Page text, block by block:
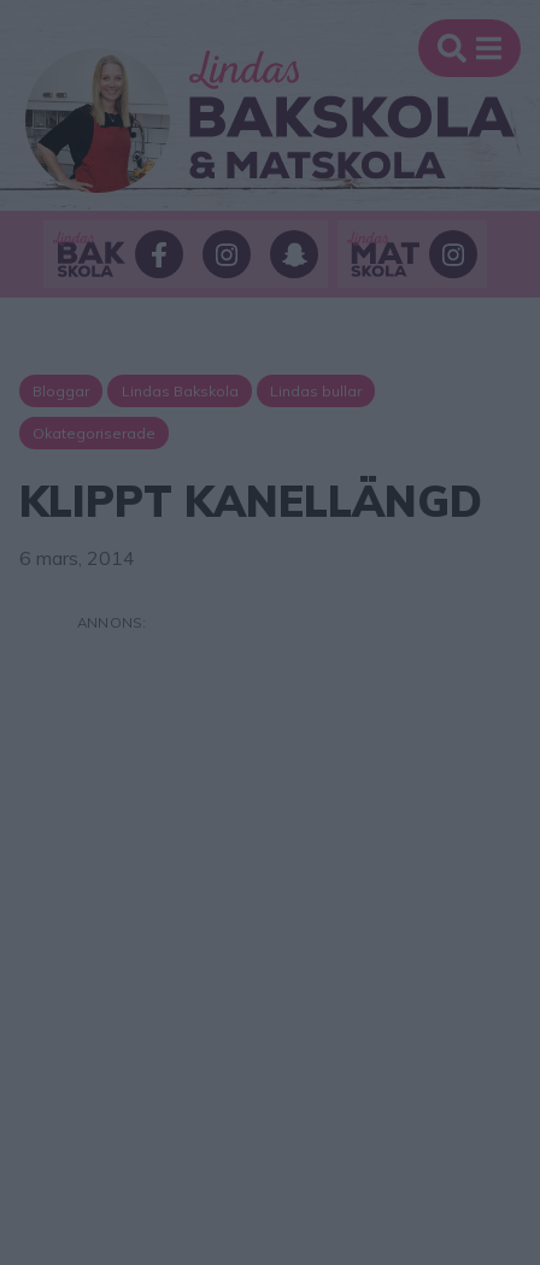
Bloggar Lindas Bakskola Lindas bullar
Okategoriserade
KLIPPT KANELLÄNGD
6 mars, 2014